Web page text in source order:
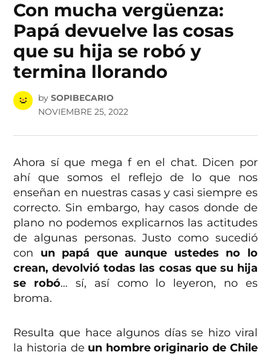
Con mucha vergüenza:
Papá devuelve las cosas
que su hija se robó y
termina llorando
by SOPIBECARIO
NOVIEMBRE 25, 2022
Ahora sí que mega f en el chat. Dicen por
ahí que somos el reflejo de lo que nos
enseñan en nuestras casas y casi siempre es
correcto. Sin embargo, hay casos donde de
plano no podemos explicarnos las actitudes
de algunas personas. Justo como sucedió
con un papá que aunque ustedes no lo
crean, devolvió todas las cosas que su hija
se robó… sí, así como lo leyeron, no es
broma.
Resulta que hace algunos días se hizo viral
la historia de un hombre originario de Chile